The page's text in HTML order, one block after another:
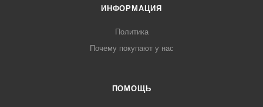
ИНФОРМАЦИЯ
Политика
Почему покупают у нас
ПОМОЩЬ